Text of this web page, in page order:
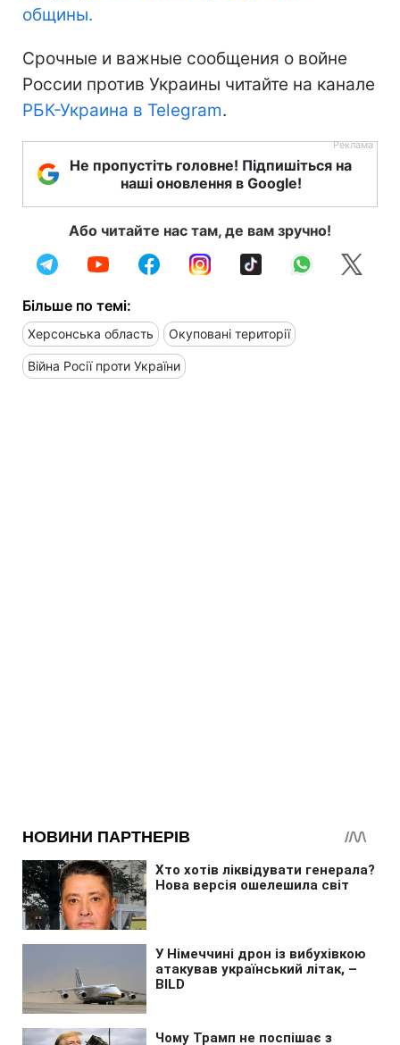
общины.
Срочные и важные сообщения о войне
России против Украины читайте на канале
РБК-Украина в Telegram.
Не пропустіть головне! Підпишіться на
наші оновлення в Google!
Або читайте нас там, де вам зручно!
Більше по темі:
Херсонська область Окуповані території
Війна Росії проти України